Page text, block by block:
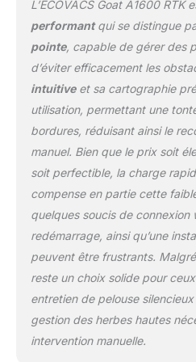
effort
32V,
et
sa
à
par
m/s,
L’ECOVACS Goat A1600 RTK
performantqui se distingue
pointe, capable de gérer des
d’éviter efficacement les
intuitiveet sa cartographie
utilisation, permettant une
bordures, réduisant ainsi le
manuel. Bien que le prix soit
soit perfectible, la charge
compense en partie cette
quelques soucis de connexion
redémarrage, ainsi qu’une
peuvent être frustrants.
reste un choix solide pour
entretien de pelouse
gestion des herbes hautes
intervention manuelle.